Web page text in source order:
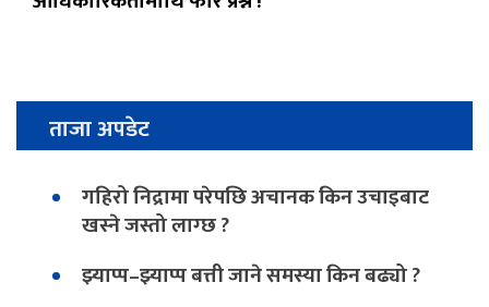
ताजा अपडेट
गहिरो निद्रामा परेपछि अचानक किन उचाइबाट
खस्ने जस्तो लाग्छ ?
झ्याप्प–झ्याप्प बत्ती जाने समस्या किन बढ्यो ?